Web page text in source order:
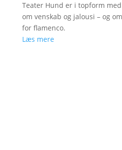
Teater Hund er i topform
om venskab og jalousi – og
for flamenco.
Læs mere